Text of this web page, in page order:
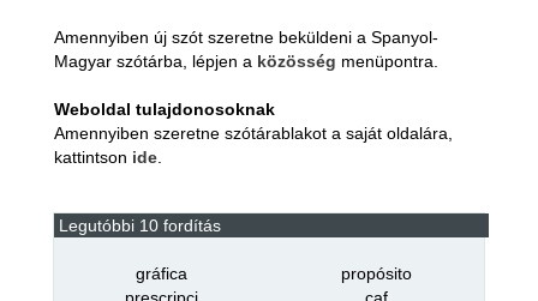
Amennyiben új szót szeretne beküldeni a Spanyol-
Magyar szótárba, lépjen a közösség menüpontra.
Weboldal tulajdonosoknak
Amennyiben szeretne szótárablakot a saját oldalára,
kattintson ide.
Legutóbbi 10 fordítás
gráfica
propósito